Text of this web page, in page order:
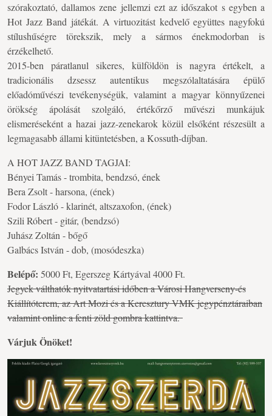
szórakoztató, dallamos zene jellemzi ezt az időszakot s egyben a
Hot Jazz Band játékát. A virtuozitást kedvelő együttes nagyfokú
stílushűségre törekszik, mely a sármos énekmodorban is
érzékelhető.
2015-ben páratlanul sikeres, külföldön is nagyra értékelt, a
tradicionális dzsessz autentikus megszólaltatására épülő
előadóművészi tevékenységük, valamint a magyar könnyűzenei
örökség ápolását szolgáló, értékőrző művészi munkájuk
elismeréseként a hazai jazz-zenekarok közül elsőként részesült a
legmagasabb állami kitüntetésben, a Kossuth-díjban.
A HOT JAZZ BAND TAGJAI:
Bényei Tamás - trombita, bendzsó, ének
Bera Zsolt - harsona, (ének)
Fodor László - klarinét, altszaxofon, (ének)
Szili Róbert - gitár, (bendzsó)
Juhász Zoltán - bőgő
Galbács István - dob, (mosódeszka)
Belépő: 5000 Ft, Egerszeg Kártyával 4000 Ft.
Jegyek válthatók nyitvatartási időben a Városi Hangverseny-és
Kiállítóterem, az Art Mozi és a Keresztury VMK jegypénztáraiban
valamint online a fenti zöld gombra kattintva.
Várjuk Önöket!